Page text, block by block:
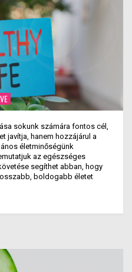
sokunk számára fontos cél,
javítja, hanem hozzájárul a
életminőségünk
az egészséges
segíthet abban, hogy
boldogabb életet